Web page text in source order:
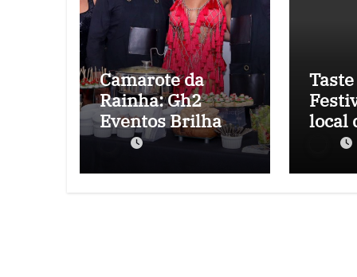
Camarote da
Rainha: Gh2
Eventos Brilha no
Carnaval 2024
local
evento